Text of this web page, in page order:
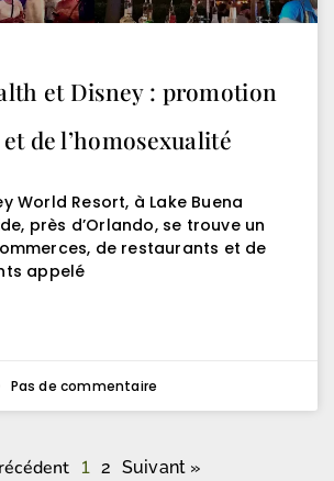
et Disney : promotion
et de l’homosexualité
World Resort, à Lake Buena
près d’Orlando, se trouve un
de restaurants et de
appelé
Pas de commentaire
1 2 Suivant »